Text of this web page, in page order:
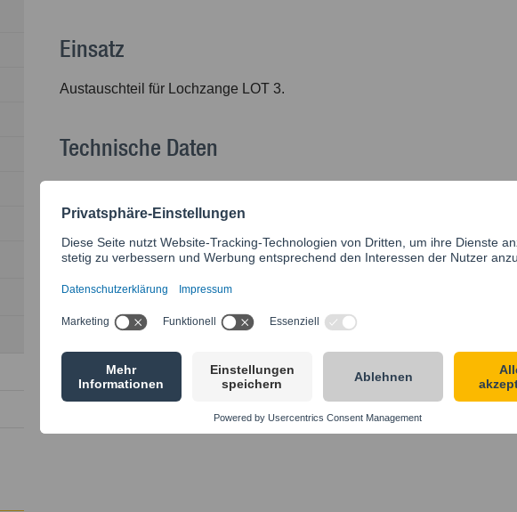
Einsatz
Austauschteil für Lochzange LOT 3.
Technische Daten
Lochstempel:
Stahl, gehärtet, ø 10,5 mm
Auswerferfedern:
Edelstahl
Typ
LS LOT 3 0,06